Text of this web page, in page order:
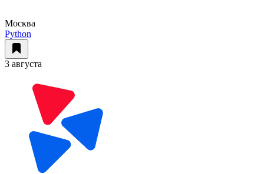
Москва
Python
3 августа